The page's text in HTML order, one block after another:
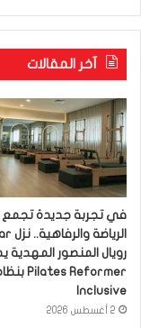
آخر المقالات
في تجربة جديدة تجمع
رويال المنصور المهدية
Inclusive
2 أغسطس 2026